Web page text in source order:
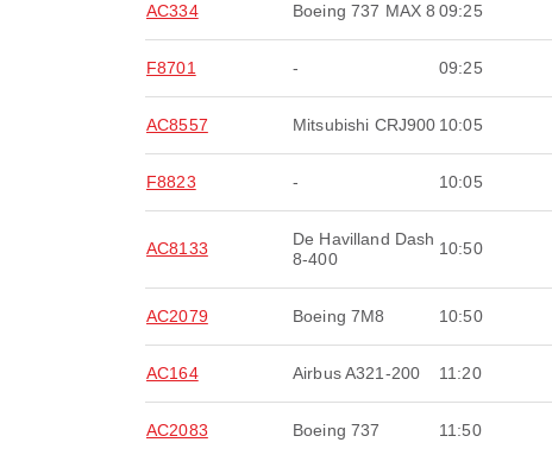
AC334 Boeing 737 MAX 8 09:25
F8701 - 09:25
AC8557 Mitsubishi CRJ900 10:05
F8823 - 10:05
AC8133
De Havilland Dash
8-400
10:50
AC2079 Boeing 7M8 10:50
AC164 Airbus A321-200 11:20
AC2083 Boeing 737 11:50